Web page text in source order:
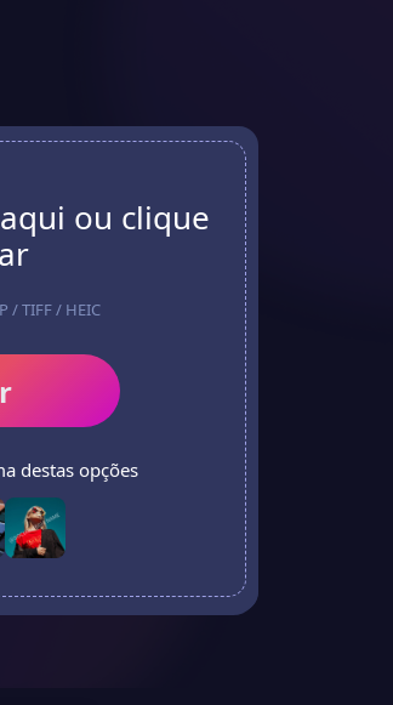
ou clique
/ TIFF / HEIC
destas opções